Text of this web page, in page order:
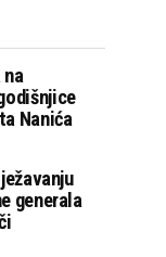
na
Nanića
generala